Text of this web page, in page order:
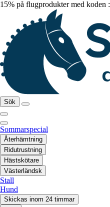
15% på flugprodukter med koden :
Sök
Sommarspecial
Återhämtning
Ridutrustning
Hästskötare
Västerländsk
Stall
Hund
Skickas inom 24 timmar